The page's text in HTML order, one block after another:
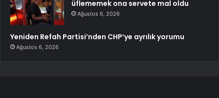
üflememek ona servete mal oldu
Ağustos 6, 2026
Yeniden Refah Partisi’nden CHP’ye ayrılık yorumu
Ağustos 6, 2026